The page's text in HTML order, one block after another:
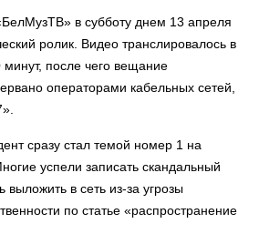
в субботу днем 13 апреля
ролик. Видео транслировалось в
после чего вещание
операторами кабельных сетей,
сразу стал темой номер 1 на
успели записать скандальный
в сеть из-за угрозы
по статье «распространение